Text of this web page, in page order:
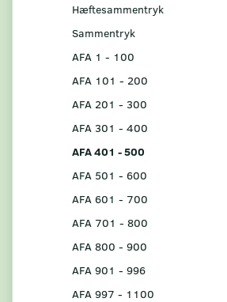
Hæftesammentryk
Sammentryk
AFA 1 - 100
AFA 101 - 200
AFA 201 - 300
AFA 301 - 400
AFA 401 - 500
AFA 501 - 600
AFA 601 - 700
AFA 701 - 800
AFA 800 - 900
AFA 901 - 996
AFA 997 - 1100